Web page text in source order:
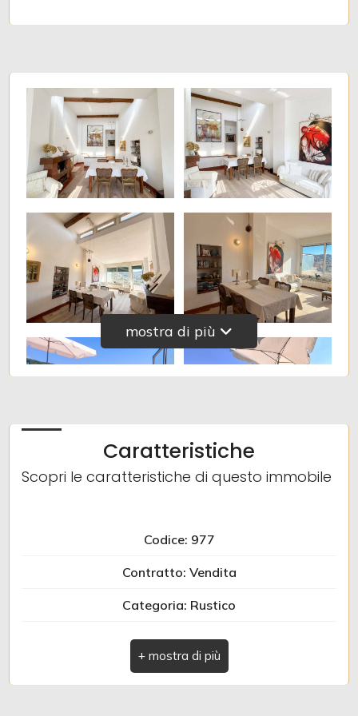
mostra di più
Caratteristiche
Scopri le caratteristiche di questo immobile
Codice: 977
Contratto: Vendita
Categoria: Rustico
Indirizzo: Via Provinciale
Comune: Borghetto d'Arroscia
Ascensore
Arredato
Nuova costruzione
Lusso